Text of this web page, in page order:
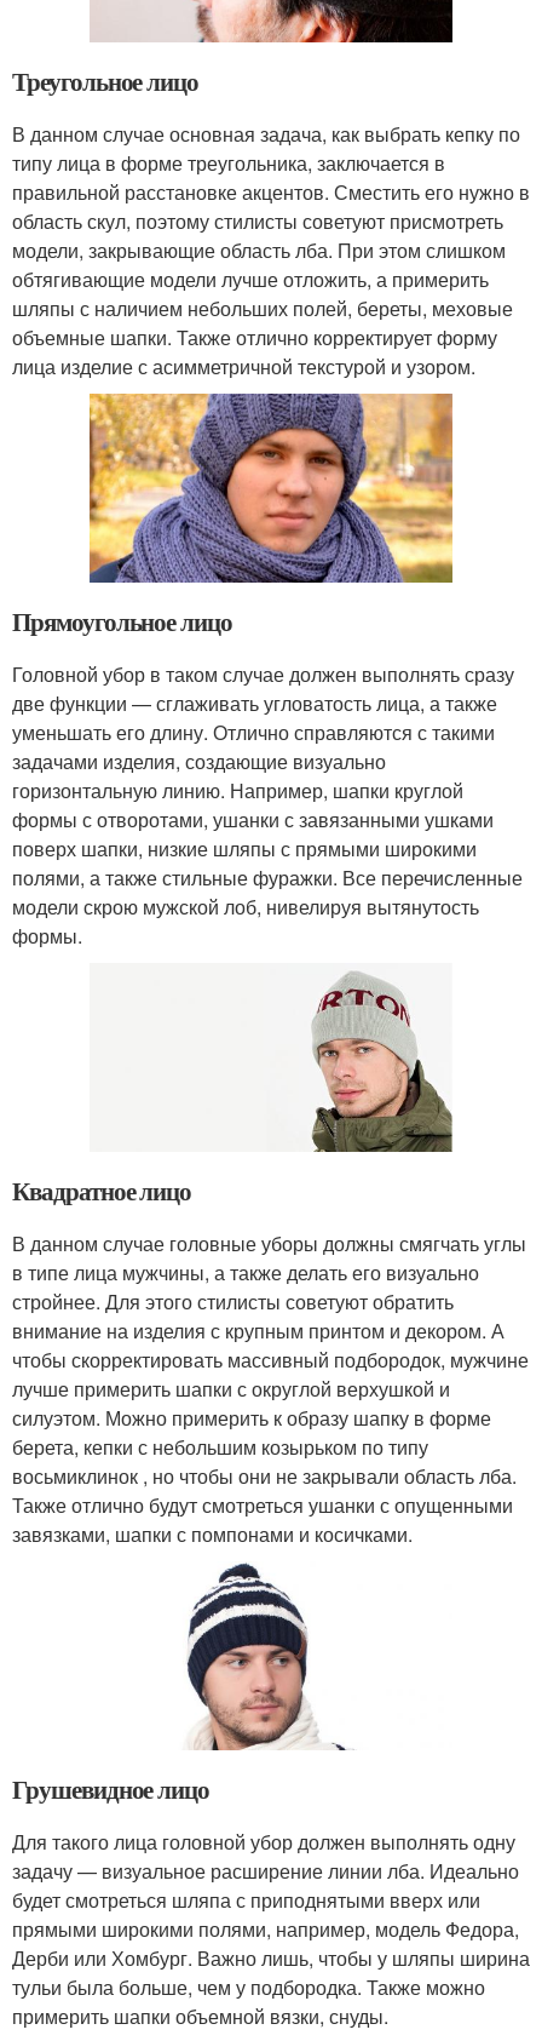
Треугольное лицо
В данном случае основная задача, как выбрать кепку по
типу лица в форме треугольника, заключается в
правильной расстановке акцентов. Сместить его нужно в
область скул, поэтому стилисты советуют присмотреть
модели, закрывающие область лба. При этом слишком
обтягивающие модели лучше отложить, а примерить
шляпы с наличием небольших полей, береты, меховые
объемные шапки. Также отлично корректирует форму
лица изделие с асимметричной текстурой и узором.
Прямоугольное лицо
Головной убор в таком случае должен выполнять сразу
две функции — сглаживать угловатость лица, а также
уменьшать его длину. Отлично справляются с такими
задачами изделия, создающие визуально
горизонтальную линию. Например, шапки круглой
формы с отворотами, ушанки с завязанными ушками
поверх шапки, низкие шляпы с прямыми широкими
полями, а также стильные фуражки. Все перечисленные
модели скрою мужской лоб, нивелируя вытянутость
формы.
Квадратное лицо
В данном случае головные уборы должны смягчать углы
в типе лица мужчины, а также делать его визуально
стройнее. Для этого стилисты советуют обратить
внимание на изделия с крупным принтом и декором. А
чтобы скорректировать массивный подбородок, мужчине
лучше примерить шапки с округлой верхушкой и
силуэтом. Можно примерить к образу шапку в форме
берета, кепки с небольшим козырьком по типу
восьмиклинок , но чтобы они не закрывали область лба.
Также отлично будут смотреться ушанки с опущенными
завязками, шапки с помпонами и косичками.
Грушевидное лицо
Для такого лица головной убор должен выполнять одну
задачу — визуальное расширение линии лба. Идеально
будет смотреться шляпа с приподнятыми вверх или
прямыми широкими полями, например, модель Федора,
Дерби или Хомбург. Важно лишь, чтобы у шляпы ширина
тульи была больше, чем у подбородка. Также можно
примерить шапки объемной вязки, снуды.